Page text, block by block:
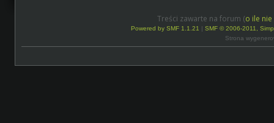
Treści zawarte na forum (o ile
Powered by SMF 1.1.21 | SMF © 2006-2011,
Strona